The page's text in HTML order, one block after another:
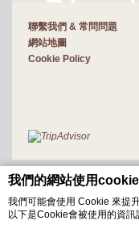
我們的網站使用
我們可能會使用 Cookie 來提
以下是Cookie會被使用的資訊
聯繫我們 & 常問問題
網站地圖
Cookie Policy